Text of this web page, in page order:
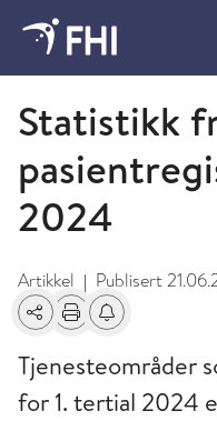
Norsk pasientregister
Statistikk
2024
Artikkel | Publisert
Del Skriv utFå varsel om
Tjenesteområder
for 1. tertial 2024